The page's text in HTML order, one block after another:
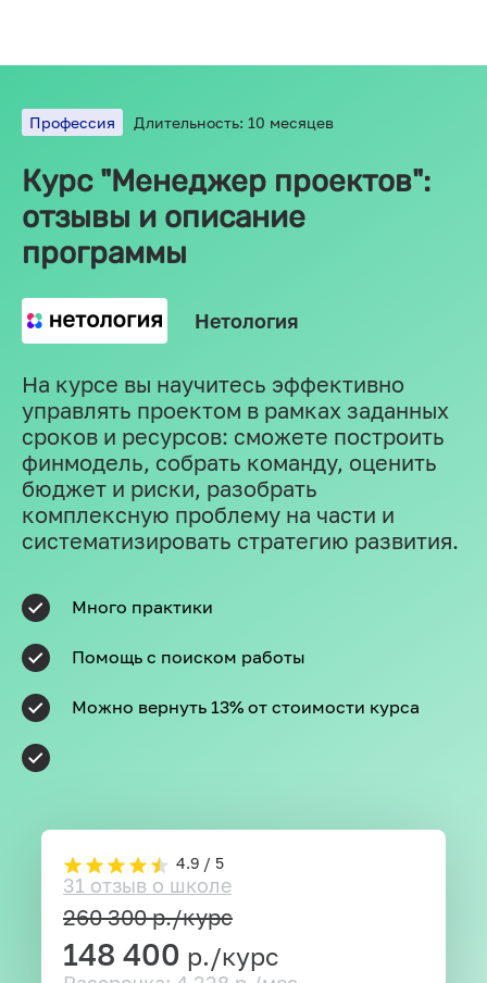
Профессия Длительность: 10 месяцев
Курс "Менеджер проектов":
отзывы и описание
программы
Нетология
На курсе вы научитесь эффективно
управлять проектом в рамках заданных
сроков и ресурсов: сможете построить
финмодель, собрать команду, оценить
бюджет и риски, разобрать
комплексную проблему на части и
систематизировать стратегию развития.
Много практики
Помощь с поиском работы
Можно вернуть 13% от стоимости курса
4.9 / 5
31 отзыв о школе
260 300р./курс
148 400 р./курс